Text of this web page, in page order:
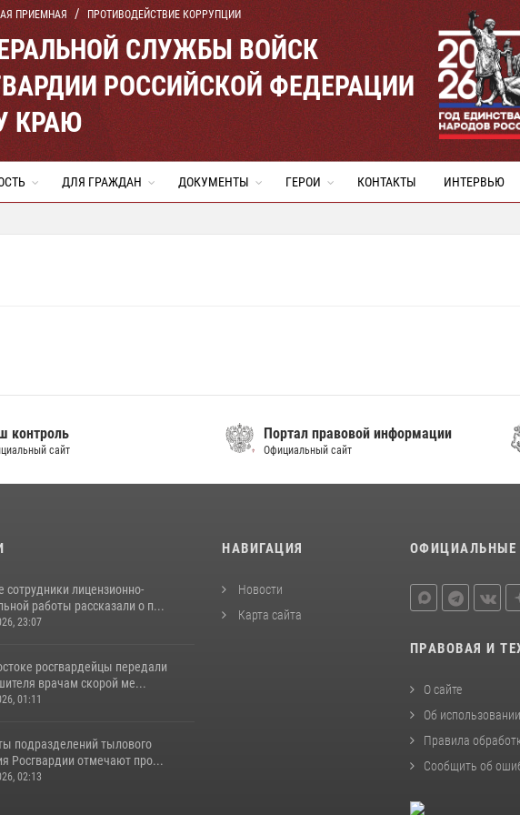
ПРИЕМНАЯ ПРОТИВОДЕЙСТВИЕ КОРРУПЦИИ
СЛУЖБЫ ВОЙСК
РОССИЙСКОЙ ФЕДЕРАЦИИ
КРАЮ
ДЛЯ ГРАЖДАН ДОКУМЕНТЫ ГЕРОИ КОНТАКТЫ ИНТЕРВЬЮ
контроль
сайт
Портал правовой информации
Официальный сайт
сотрудники лицензионно-
работы рассказали о п...
23:07
росгвардейцы передали
врачам скорой ме...
01:11
подразделений тылового
Росгвардии отмечают про...
02:13
НАВИГАЦИЯ
Новости
Карта сайта
ОФИЦИАЛЬНЫЕ
ПРАВОВАЯ И
О сайте
Об
Правила
Сообщить об